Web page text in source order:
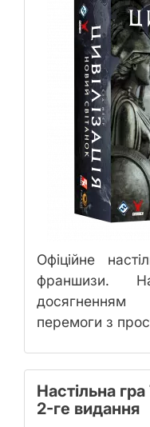
Офіційне
франшизи.
досягненням
перемоги з
Настільна
2-ге видання